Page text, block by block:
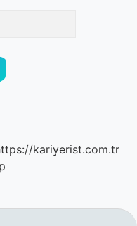
kariyerist.com.tr